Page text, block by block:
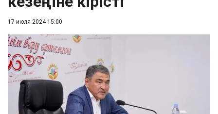
17 июля 2024 15:00